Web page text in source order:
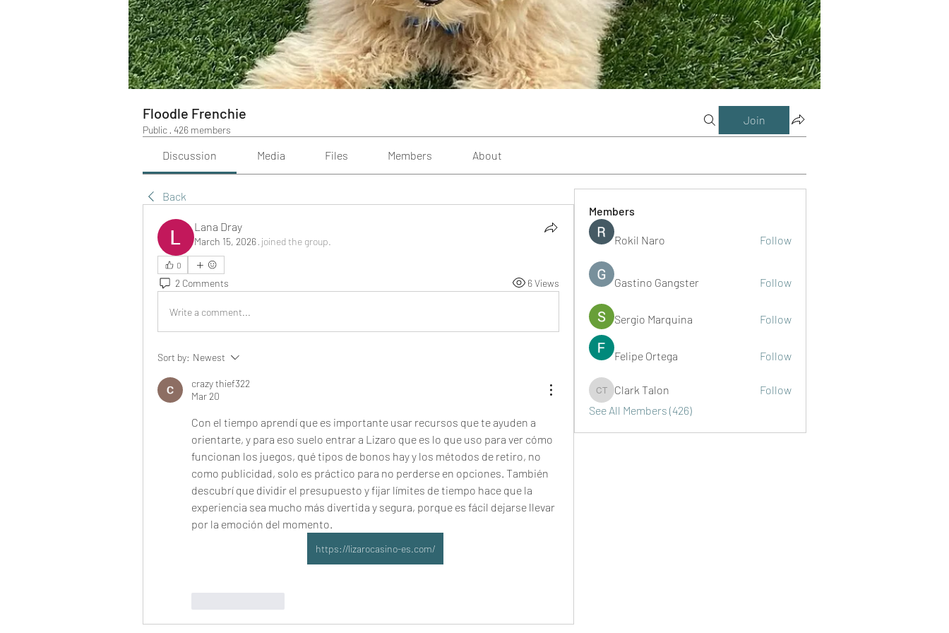
Floodle Frenchie
Public · 426 members
Join
Discussion Media Files Members About
Back
Lana Dray
March 15, 2026· joined the group.
0
2 Comments 6 Views
Write a comment...
Sort by: Newest
crazy thief322
Mar 20
Con el tiempo aprendí que es importante usar recursos que te ayuden a
orientarte, y para eso suelo entrar a Lizaro que es lo que uso para ver cómo
funcionan los juegos, qué tipos de bonos hay y los métodos de retiro, no
como publicidad, solo es práctico para no perderse en opciones. También
descubrí que dividir el presupuesto y fijar límites de tiempo hace que la
experiencia sea mucho más divertida y segura, porque es fácil dejarse llevar
por la emoción del momento.
https://lizarocasino-es.com/
Members
Rokil Naro Follow
Gastino Gangster Follow
Sergio Marquina Follow
Felipe Ortega Follow
Clark Talon
Clark Talon
Follow
See All Members (426)